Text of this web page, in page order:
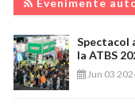
Evenimente
Spectacol
la ATBS
Jun 03